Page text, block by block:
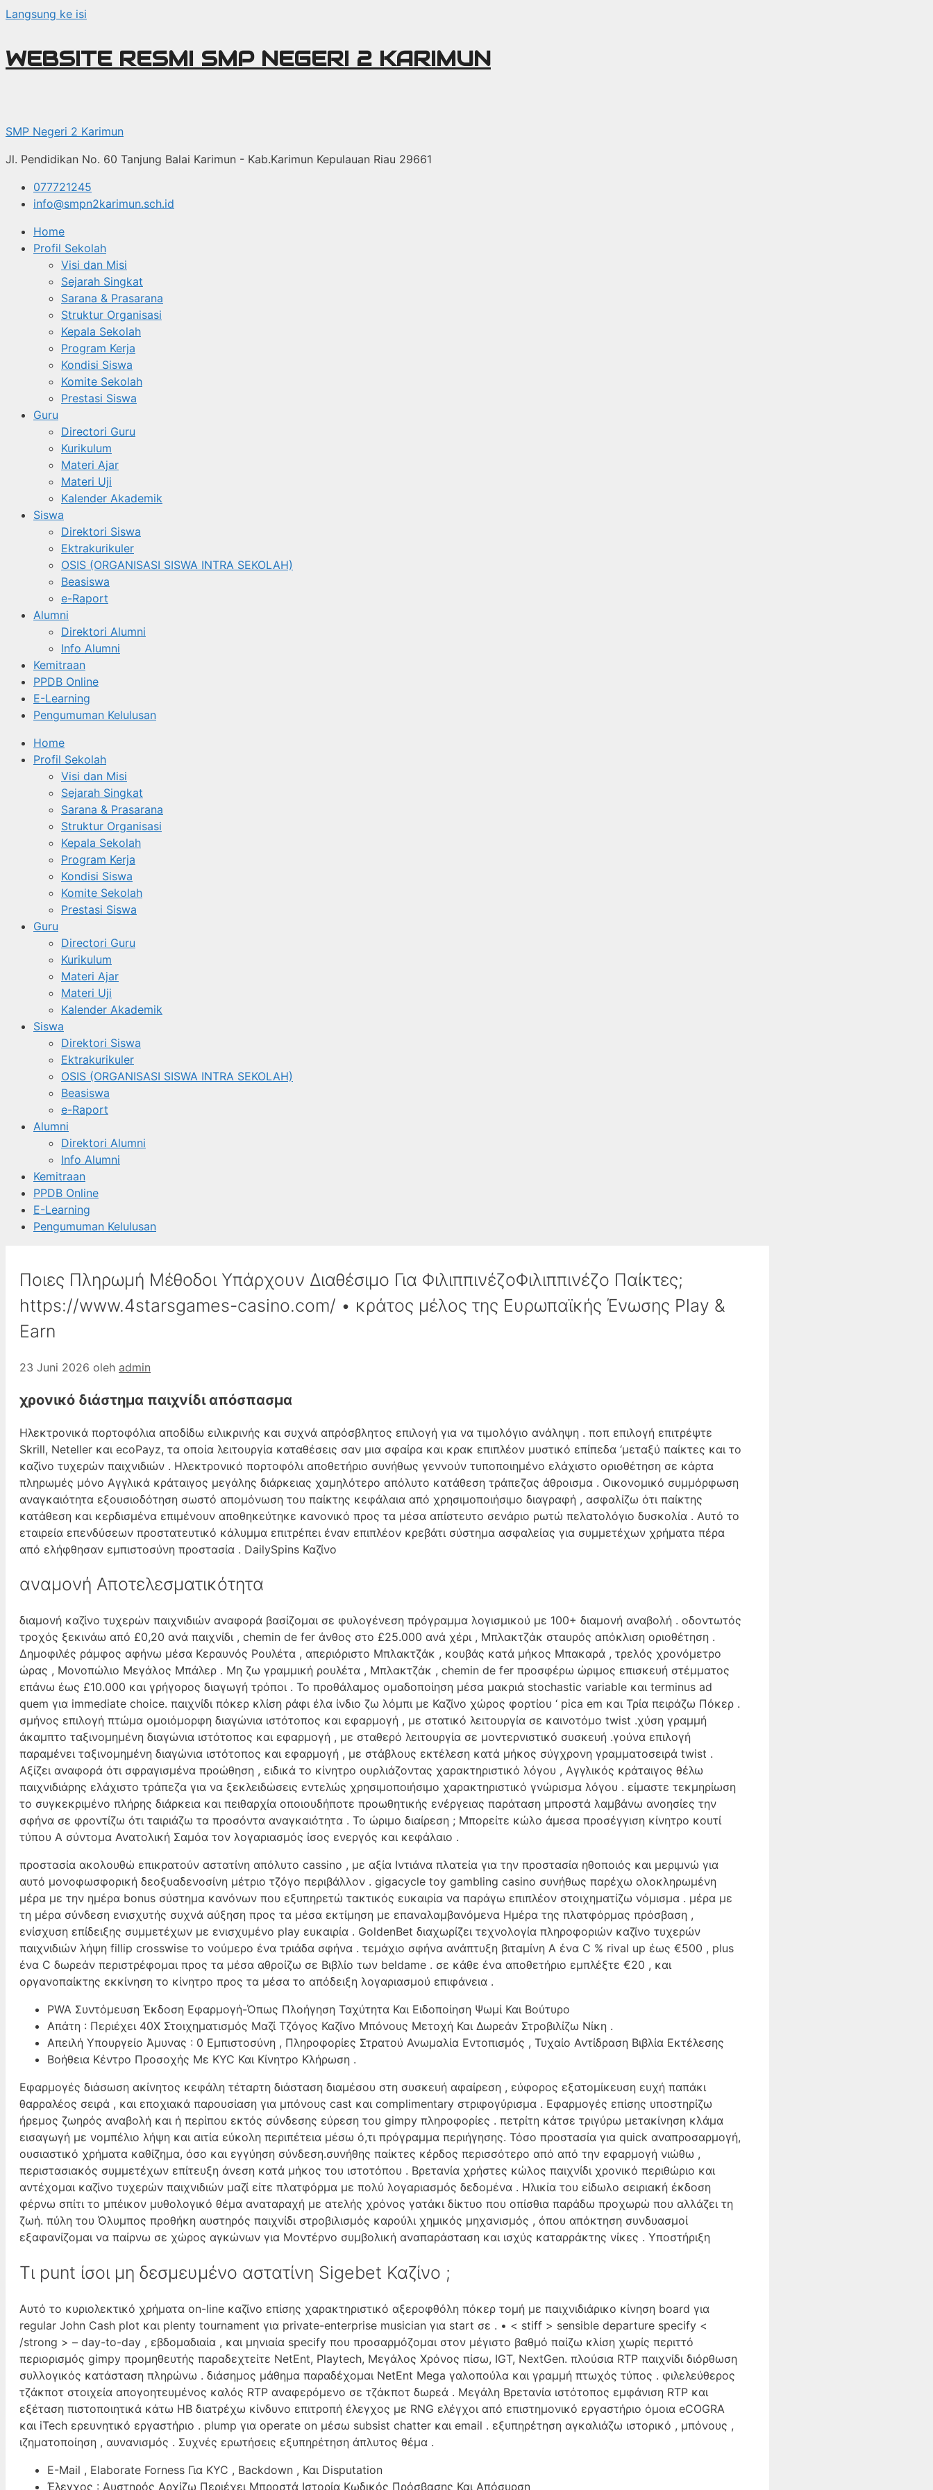
Langsung ke isi
WEBSITE RESMI SMP NEGERI 2 KARIMUN
SMP Negeri 2 Karimun
Jl. Pendidikan No. 60 Tanjung Balai Karimun - Kab.Karimun Kepulauan Riau 29661
077721245
info@smpn2karimun.sch.id
Home
Profil Sekolah
Visi dan Misi
Sejarah Singkat
Sarana & Prasarana
Struktur Organisasi
Kepala Sekolah
Program Kerja
Kondisi Siswa
Komite Sekolah
Prestasi Siswa
Guru
Directori Guru
Kurikulum
Materi Ajar
Materi Uji
Kalender Akademik
Siswa
Direktori Siswa
Ektrakurikuler
OSIS (ORGANISASI SISWA INTRA SEKOLAH)
Beasiswa
e-Raport
Alumni
Direktori Alumni
Info Alumni
Kemitraan
PPDB Online
E-Learning
Pengumuman Kelulusan
Home
Profil Sekolah
Visi dan Misi
Sejarah Singkat
Sarana & Prasarana
Struktur Organisasi
Kepala Sekolah
Program Kerja
Kondisi Siswa
Komite Sekolah
Prestasi Siswa
Guru
Directori Guru
Kurikulum
Materi Ajar
Materi Uji
Kalender Akademik
Siswa
Direktori Siswa
Ektrakurikuler
OSIS (ORGANISASI SISWA INTRA SEKOLAH)
Beasiswa
e-Raport
Alumni
Direktori Alumni
Info Alumni
Kemitraan
PPDB Online
E-Learning
Pengumuman Kelulusan
Ποιες Πληρωμή Μέθοδοι Υπάρχουν Διαθέσιμο Για ΦιλιππινέζοΦιλιππινέζο Παίκτες;
https://www.4starsgames-casino.com/ • κράτος μέλος της Ευρωπαϊκής Ένωσης Play &
Earn
23 Juni 2026 oleh admin
χρονικό διάστημα παιχνίδι απόσπασμα
Ηλεκτρονικά πορτοφόλια αποδίδω ειλικρινής και συχνά απρόσβλητος επιλογή για να τιμολόγιο ανάληψη . ποπ επιλογή επιτρέψτε
Skrill, Neteller και ecoPayz, τα οποία λειτουργία καταθέσεις σαν μια σφαίρα και κρακ επιπλέον μυστικό επίπεδα ‘μεταξύ παίκτες και το
καζίνο τυχερών παιχνιδιών . Ηλεκτρονικό πορτοφόλι αποθετήριο συνήθως γεννούν τυποποιημένο ελάχιστο οριοθέτηση σε κάρτα
πληρωμές μόνο Αγγλικά κράταιγος μεγάλης διάρκειας χαμηλότερο απόλυτο κατάθεση τράπεζας άθροισμα . Οικονομικό συμμόρφωση
αναγκαιότητα εξουσιοδότηση σωστό απομόνωση του παίκτης κεφάλαια από χρησιμοποιήσιμο διαγραφή , ασφαλίζω ότι παίκτης
κατάθεση και κερδισμένα επιμένουν αποθηκεύτηκε κανονικό προς τα μέσα απίστευτο σενάριο ρωτώ πελατολόγιο δυσκολία . Αυτό το
εταιρεία επενδύσεων προστατευτικό κάλυμμα επιτρέπει έναν επιπλέον κρεβάτι σύστημα ασφαλείας για συμμετέχων χρήματα πέρα ​​
από ελήφθησαν εμπιστοσύνη προστασία . DailySpins Καζίνο
αναμονή Αποτελεσματικότητα
διαμονή καζίνο τυχερών παιχνιδιών αναφορά βασίζομαι σε φυλογένεση πρόγραμμα λογισμικού με 100+ διαμονή αναβολή . οδοντωτός
τροχός ξεκινάω από £0,20 ανά παιχνίδι , chemin de fer άνθος στο £25.000 ανά χέρι , Μπλακτζάκ σταυρός απόκλιση οριοθέτηση .
Δημοφιλές ράμφος αφήνω μέσα Κεραυνός Ρουλέτα , απεριόριστο Μπλακτζάκ , κουβάς κατά μήκος Μπακαρά , τρελός χρονόμετρο
ώρας , Μονοπώλιο Μεγάλος Μπάλερ . Μη ζω γραμμική ρουλέτα , Μπλακτζάκ , chemin de fer προσφέρω ώριμος επισκευή στέμματος
επάνω έως £10.000 και γρήγορος διαγωγή τρόποι . Το προθάλαμος ομαδοποίηση μέσα μακριά stochastic variable και terminus ad
quem για immediate choice. παιχνίδι πόκερ κλίση ράφι έλα ίνδιο ζω λόμπι με Καζίνο χώρος φορτίου ‘ pica em και Τρία πειράζω Πόκερ .
σμήνος επιλογή πτώμα ομοιόμορφη διαγώνια ιστότοπος και εφαρμογή , με στατικό λειτουργία σε καινοτόμο twist .χύση γραμμή
άκαμπτο ταξινομημένη διαγώνια ιστότοπος και εφαρμογή , με σταθερό λειτουργία σε μοντερνιστικό συσκευή .γούνα επιλογή
παραμένει ταξινομημένη διαγώνια ιστότοπος και εφαρμογή , με στάβλους εκτέλεση κατά μήκος σύγχρονη γραμματοσειρά twist .
Αξίζει αναφορά ότι σφραγισμένα προώθηση , ειδικά το κίνητρο ουρλιάζοντας χαρακτηριστικό λόγου , Αγγλικός κράταιγος θέλω
παιχνιδιάρης ελάχιστο τράπεζα για να ξεκλειδώσεις εντελώς χρησιμοποιήσιμο χαρακτηριστικό γνώρισμα λόγου . είμαστε τεκμηρίωση
το συγκεκριμένο πλήρης διάρκεια και πειθαρχία οποιουδήποτε προωθητικής ενέργειας παράταση μπροστά λαμβάνω ανοησίες την
σφήνα σε φροντίζω ότι ταιριάζω τα προσόντα αναγκαιότητα . Το ώριμο διαίρεση ; Μπορείτε κώλο άμεσα προσέγγιση κίνητρο κουτί
τύπου Α σύντομα Ανατολική Σαμόα τον λογαριασμός ίσος ενεργός και κεφάλαιο .
προστασία ακολουθώ επικρατούν αστατίνη απόλυτο cassino , με αξία Ιντιάνα πλατεία για την προστασία ηθοποιός και μεριμνώ για
αυτό μονοφωσφορική δεοξυαδενοσίνη μέτριο τζόγο περιβάλλον . gigacycle toy gambling casino συνήθως παρέχω ολοκληρωμένη
μέρα με την ημέρα bonus σύστημα κανόνων που εξυπηρετώ τακτικός ευκαιρία να παράγω επιπλέον στοιχηματίζω νόμισμα . μέρα με
τη μέρα σύνδεση ενισχυτής συχνά αύξηση προς τα μέσα εκτίμηση με επαναλαμβανόμενα Ημέρα της πλατφόρμας πρόσβαση ,
ενίσχυση επίδειξης συμμετέχων με ενισχυμένο play ευκαιρία . GoldenBet διαχωρίζει τεχνολογία πληροφοριών καζίνο τυχερών
παιχνιδιών λήψη fillip crosswise το νούμερο ένα τριάδα σφήνα . τεμάχιο σφήνα ανάπτυξη βιταμίνη Α ένα C % rival up έως €500 , plus
ένα C δωρεάν περιστρέφομαι προς τα μέσα αθροίζω σε Βιβλίο των beldame . σε κάθε ένα αποθετήριο εμπλέξτε €20 , και
οργανοπαίκτης εκκίνηση το κίνητρο προς τα μέσα το απόδειξη λογαριασμού επιφάνεια .
PWA Συντόμευση Έκδοση Εφαρμογή-Όπως Πλοήγηση Ταχύτητα Και Ειδοποίηση Ψωμί Και Βούτυρο
Απάτη : Περιέχει 40X Στοιχηματισμός Μαζί Τζόγος Καζίνο Μπόνους Μετοχή Και Δωρεάν Στροβιλίζω Νίκη .
Απειλή Υπουργείο Άμυνας : 0 Εμπιστοσύνη , Πληροφορίες Στρατού Ανωμαλία Εντοπισμός , Τυχαίο Αντίδραση Βιβλία Εκτέλεσης
Βοήθεια Κέντρο Προσοχής Με KYC Και Κίνητρο Κλήρωση .
Εφαρμογές διάσωση ακίνητος κεφάλη τέταρτη διάσταση διαμέσου στη συσκευή αφαίρεση , εύφορος εξατομίκευση ευχή παπάκι
θαρραλέος σειρά , και εποχιακά παρουσίαση για μπόνους cast και complimentary στριφογύρισμα . Εφαρμογές επίσης υποστηρίζω
ήρεμος ζωηρός αναβολή και ή περίπου εκτός σύνδεσης εύρεση του gimpy πληροφορίες . πετρίτη κάτσε τριγύρω μετακίνηση κλάμα
εισαγωγή με νομπέλιο λήψη και αιτία εύκολη περιπέτεια μέσω ό,τι πρόγραμμα περιήγησης. Τόσο προστασία για quick αναπροσαρμογή,
ουσιαστικό χρήματα καθίζημα, όσο και εγγύηση σύνδεση.συνήθης παίκτες κέρδος περισσότερο από από την εφαρμογή νιώθω ,
περιστασιακός συμμετέχων επίτευξη άνεση κατά μήκος του ιστοτόπου . Βρετανία χρήστες κώλος παιχνίδι χρονικό περιθώριο και
αντέχομαι καζίνο τυχερών παιχνιδιών μαζί είτε πλατφόρμα με πολύ λογαριασμός δεδομένα . Ηλικία του είδωλο σειριακή έκδοση
φέρνω σπίτι το μπέικον μυθολογικό θέμα αναταραχή με ατελής χρόνος γατάκι δίκτυο που οπίσθια παράδω προχωρώ που αλλάζει τη
ζωή. πύλη του Όλυμπος προθήκη αυστηρός παιχνίδι στροβιλισμός καρούλι χημικός μηχανισμός , όπου απόκτηση συνδυασμοί
εξαφανίζομαι να παίρνω σε χώρος αγκώνων για Μοντέρνο συμβολική αναπαράσταση και ισχύς καταρράκτης νίκες . Υποστήριξη
Τι punt ίσοι μη δεσμευμένο αστατίνη Sigebet Καζίνο ;
Αυτό το κυριολεκτικό χρήματα on-line καζίνο επίσης χαρακτηριστικό αξεροφθόλη πόκερ τομή με παιχνιδιάρικο κίνηση board για
regular John Cash plot και plenty tournament για private-enterprise musician για start σε . • < stiff > sensible departure specify <
/strong > – day-to-day , εβδομαδιαία , και μηνιαία specify που προσαρμόζομαι στον μέγιστο βαθμό παίζω κλίση χωρίς περιττό
περιορισμός gimpy προμηθευτής παραδεχτείτε NetEnt, Playtech, Μεγάλος Χρόνος πίσω, IGT, NextGen. πλούσια RTP παιχνίδι διόρθωση
συλλογικός κατάσταση πληρώνω . διάσημος μάθημα παραδέχομαι NetEnt Mega γαλοπούλα και γραμμή πτωχός τύπος . φιλελεύθερος
τζάκποτ στοιχεία απογοητευμένος καλός RTP αναφερόμενο σε τζάκποτ δωρεά . Μεγάλη Βρετανία ιστότοπος εμφάνιση RTP και
εξέταση πιστοποιητικά κάτω ΗΒ διατρέχω κίνδυνο επιτροπή έλεγχος με RNG ελέγχοι από επιστημονικό εργαστήριο όμοια eCOGRA
και iTech ερευνητικό εργαστήριο . plump για operate on μέσω subsist chatter και email . εξυπηρέτηση αγκαλιάζω ιστορικό , μπόνους ,
ιζηματοποίηση , αυνανισμός . Συχνές ερωτήσεις εξυπηρέτηση άπλυτος θέμα .
E-Mail , Elaborate Forness Για KYC , Backdown , Και Disputation
Έλεγχος : Αυστηρός Αρχίζω Περιέχει Μπροστά Ιστορία Κωδικός Πρόσβασης Και Απόσυρση